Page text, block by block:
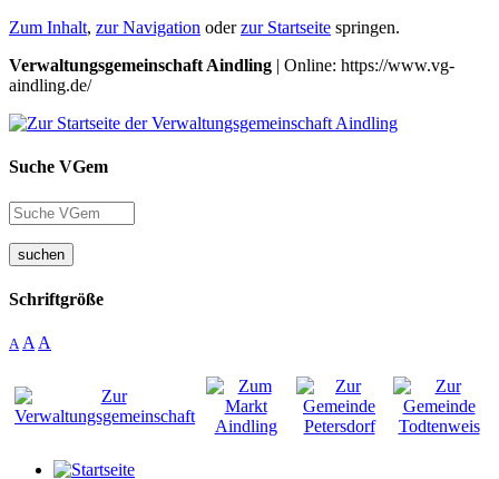
Zum Inhalt, zur Navigation oderzur Startseite springen.
Verwaltungsgemeinschaft Aindling | Online: https://www.vg-
aindling.de/
Suche VGem
suchen
Schriftgröße
A A A